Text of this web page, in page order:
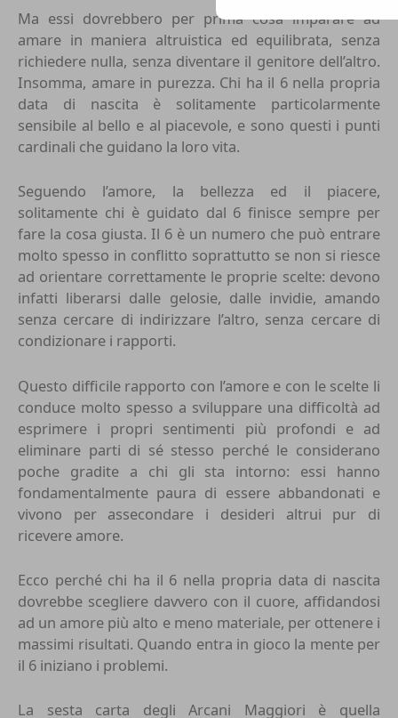
Ma essi dovrebbero per prima cosa imparare ad
amare in maniera altruistica ed equilibrata, senza
richiedere nulla, senza diventare il genitore dell’altro.
Insomma, amare in purezza. Chi ha il 6 nella propria
data di nascita è solitamente particolarmente
sensibile al bello e al piacevole, e sono questi i punti
cardinali che guidano la loro vita.
Seguendo l’amore, la bellezza ed il piacere,
solitamente chi è guidato dal 6 finisce sempre per
fare la cosa giusta. Il 6 è un numero che può entrare
molto spesso in conflitto soprattutto se non si riesce
ad orientare correttamente le proprie scelte: devono
infatti liberarsi dalle gelosie, dalle invidie, amando
senza cercare di indirizzare l’altro, senza cercare di
condizionare i rapporti.
Questo difficile rapporto con l’amore e con le scelte li
conduce molto spesso a sviluppare una difficoltà ad
esprimere i propri sentimenti più profondi e ad
eliminare parti di sé stesso perché le considerano
poche gradite a chi gli sta intorno: essi hanno
fondamentalmente paura di essere abbandonati e
vivono per assecondare i desideri altrui pur di
ricevere amore.
Ecco perché chi ha il 6 nella propria data di nascita
dovrebbe scegliere davvero con il cuore, affidandosi
ad un amore più alto e meno materiale, per ottenere i
massimi risultati. Quando entra in gioco la mente per
il 6 iniziano i problemi.
La sesta carta degliArcani Maggiori è quella